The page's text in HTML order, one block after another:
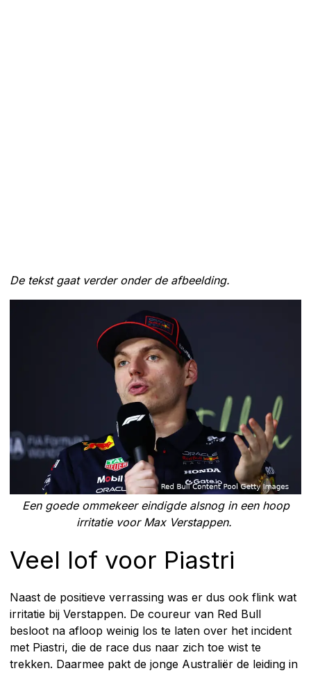
De tekst gaat verder onder de afbeelding.
Een goede ommekeer eindigde alsnog in een hoop
irritatie voor Max Verstappen.
Veel lof voor Piastri
Naast de positieve verrassing was er dus ook flink wat
irritatie bij Verstappen. De coureur van Red Bull
besloot na afloop weinig los te laten over het incident
met Piastri, die de race dus naar zich toe wist te
trekken. Daarmee pakt de jonge Australiër de leiding in